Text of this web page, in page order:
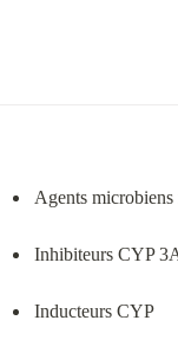
Agents microbiens
Inhibiteurs CYP
Inducteurs CYP